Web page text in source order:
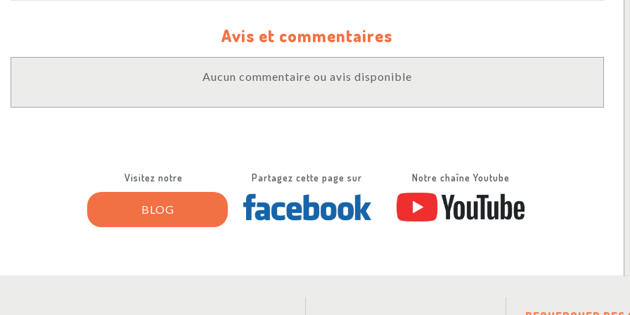
Avis et commentaires
Aucun commentaire ou avis disponible
Visitez notre
BLOG
Partagez cette page sur Notre chaîne Youtube